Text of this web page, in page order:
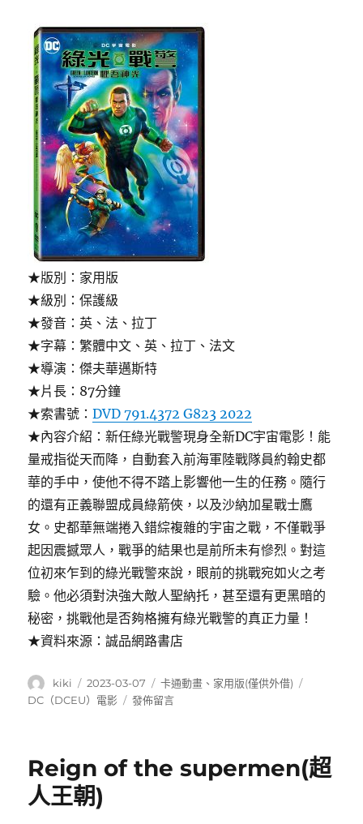
★版別：家用版
★級別：保護級
★發音：英、法、拉丁
★字幕：繁體中文、英、拉丁、法文
★導演：傑夫華邁斯特
★片長：87分鐘
★索書號：DVD 791.4372 G823 2022
★內容介紹：新任綠光戰警現身全新DC宇宙電影！能
量戒指從天而降，自動套入前海軍陸戰隊員約翰史都
華的手中，使他不得不踏上影響他一生的任務。隨行
的還有正義聯盟成員綠箭俠，以及沙納加星戰士鷹
女。史都華無端捲入錯綜複雜的宇宙之戰，不僅戰爭
起因震撼眾人，戰爭的結果也是前所未有慘烈。對這
位初來乍到的綠光戰警來說，眼前的挑戰宛如火之考
驗。他必須對決強大敵人聖納托，甚至還有更黑暗的
秘密，挑戰他是否夠格擁有綠光戰警的真正力量！
★資料來源：誠品網路書店
作
者
kiki
發
佈
2023-03-07
分
類
卡通動畫 、 家用版(僅供外借)
DC（DCEU）電影
在
My
發佈留言
Reign of the supermen(超
人王朝)